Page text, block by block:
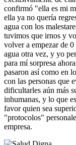
confirmó "ella es mi
ella ya no quería
agua con los
tuvimos que irnos y
volver a empezar de
agua otra vez, y yo
para mí sorpresa
pasaron así como en
con las personas que
dificultarles aún más
inhumanas, y lo que
favor quien sea
"protocolos"
empresa.